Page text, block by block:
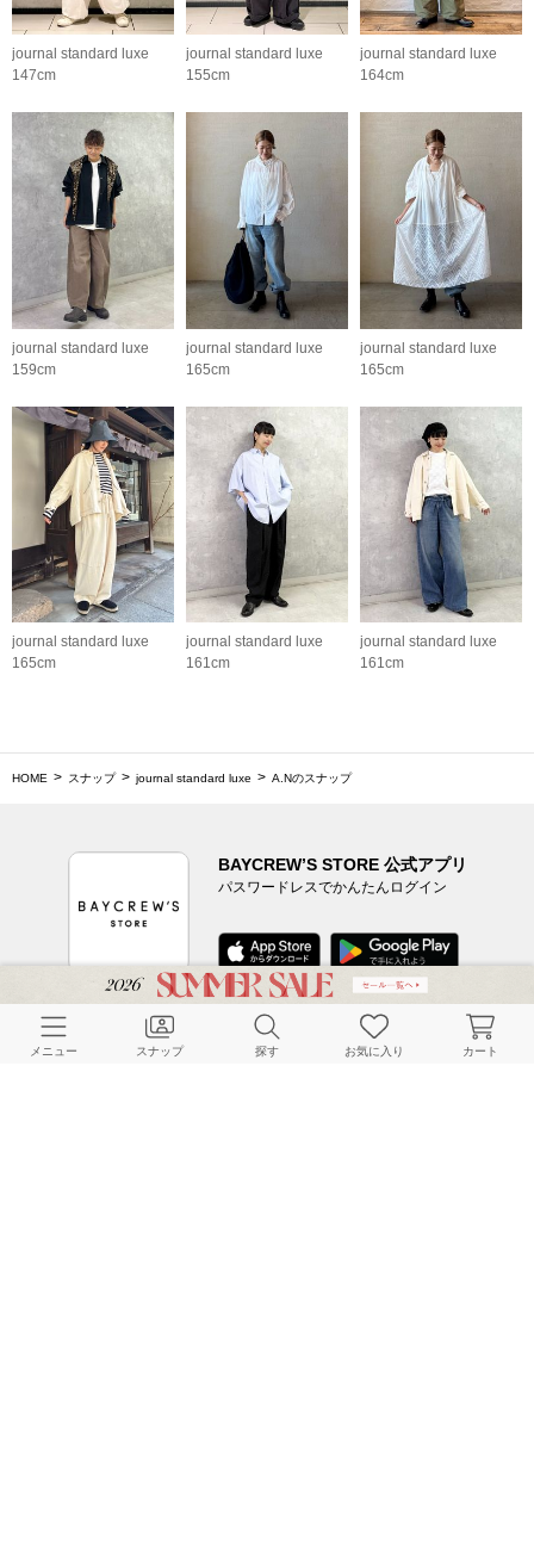
journal standard luxe
147cm
journal standard luxe
155cm
journal standard luxe
164cm
journal standard luxe
159cm
journal standard luxe
165cm
journal standard luxe
165cm
journal standard luxe
165cm
journal standard luxe
161cm
journal standard luxe
161cm
HOME スナップ journal standard luxe A.Nのスナップ
BAYCREW’S STORE 公式アプリ
パスワードレスでかんたんログイン
CUSTOMER SERVICE
メニュー スナップ 探す お気に入り カート